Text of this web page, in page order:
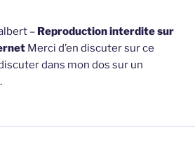
– Reproduction interdite sur
Merci d’en discuter sur ce
dans mon dos sur un